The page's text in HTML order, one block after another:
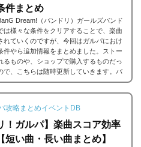
件まとめ
Dream!（バンドリ）ガールズバンド
は様々な条件をクリアすることで、楽曲
れていくのですが、今回はガルパにおけ
件やら追加情報をまとめました。ストー
るものや、ショップで購入するものだっ
で、こちらは随時更新していきます。バ
楽曲の追加・解禁方法一覧それでは、バ
於ける楽曲の追加・解禁方法一覧です。
条件があると思うのですが、それぞれ...
攻略まとめイベントDB
！ガルパ】楽曲スコア効率
短い曲・長い曲まとめ】